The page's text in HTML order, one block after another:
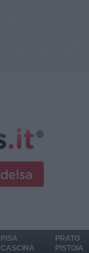
PISA
CASCINA
PRATO
PISTOIA